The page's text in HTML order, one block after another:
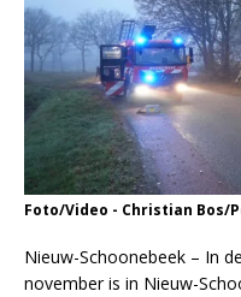
Foto/Video - Christian Bos/
Nieuw-Schoonebeek – In
november is in Nieuw-